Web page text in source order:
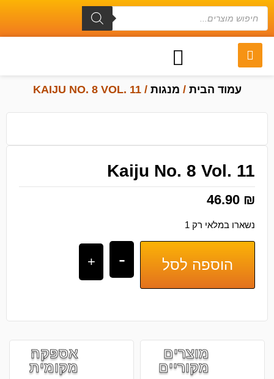
עמוד הבית / מנגות / KAIJU NO. 8 VOL. 11
Kaiju No. 8 Vol. 11
46.90 ₪
נשארו במלאי רק 1
-
+ הוספה לסל
מוצרים
מקוריים
אספקה
מקומית